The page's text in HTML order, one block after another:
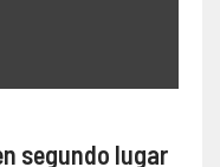
segundo lugar